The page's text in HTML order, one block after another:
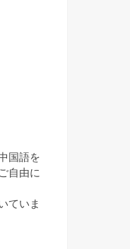
国語を
自由に
ていま